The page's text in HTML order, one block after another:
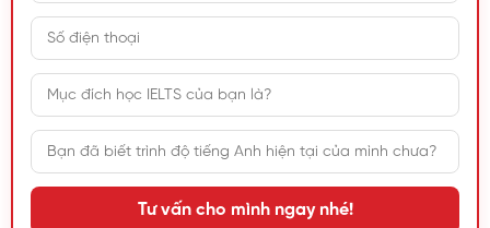
Tư vấn cho mình ngay nhé!